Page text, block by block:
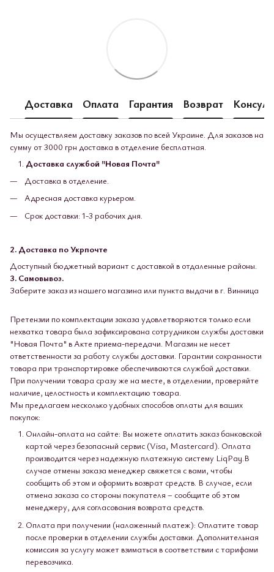
Доставка Оплата Гарантия Возврат
Мы осуществляем доставку заказов по всей Украине. Для заказов на
сумму от 3000 грн доставка в отделение бесплатная.
Доставка службой "Новая Почта"
Доставка в отделение.
Адресная доставка курьером.
Срок доставки: 1-3 рабочих дня.
2. Доставка по Укрпочте
Доступный бюджетный вариант с доставкой в ​​отдаленные районы.
3. Самовывоз.
Заберите заказ из нашего магазина или пункта выдачи в г. Винница
Претензии по комплектации заказа удовлетворяются только если
нехватка товара была зафиксирована сотрудником службы доставки
"Новая Почта" в Акте приема-передачи. Магазин не несет
ответственности за работу службы доставки. Гарантии сохранности
товара при транспортировке обеспечиваются службой доставки.
При получении товара сразу же на месте, в отделении, проверяйте
наличие, целостность и комплектацию товара.
Мы предлагаем несколько удобных способов оплаты для ваших
покупок:
Онлайн-оплата на сайте: Вы можете оплатить заказ банковской
картой через безопасный сервис (Visa, Mastercard). Оплата
производится через надежную платежную систему LiqPay.В
случае отмены заказа менеджер свяжется с вами, чтобы
сообщить об этом и оформить возврат средств. В случае, если
отмена заказа со стороны покупателя – сообщите об этом
менеджеру, для согласования возврата средств.
Оплата при получении (наложенный платеж): Оплатите товар
после проверки в отделении службы доставки. Дополнительная
комиссия за услугу может взиматься в соответствии с тарифами
перевозчика.